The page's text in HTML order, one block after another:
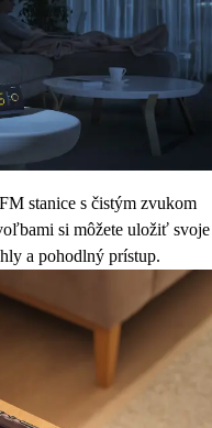
stanice s čistým zvukom
si môžete uložiť svoje
a pohodlný prístup.